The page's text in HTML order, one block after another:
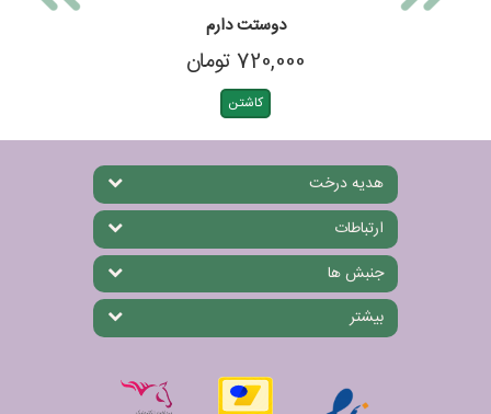
دوستت دارم
720,000 تومان
کاشتن
هدیه درخت
ارتباطات
جنبش ها
بیشتر